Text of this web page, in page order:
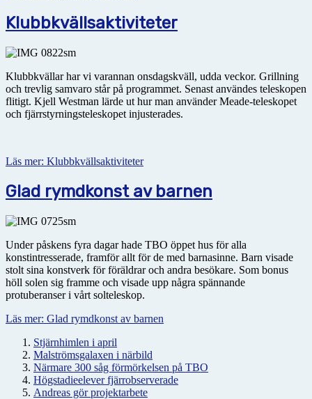
Klubbkvällsaktiviteter
Klubbkvällar har vi varannan onsdagskväll, udda veckor. Grillning
och trevlig samvaro står på programmet. Senast användes teleskopen
flitigt. Kjell Westman lärde ut hur man använder Meade-teleskopet
och fjärrstyrningsteleskopet injusterades.
Läs mer: Klubbkvällsaktiviteter
Glad rymdkonst av barnen
Under påskens fyra dagar hade TBO öppet hus för alla
konstintresserade, framför allt för de med barnasinne. Barn visade
stolt sina konstverk för föräldrar och andra besökare. Som bonus
höll solen sig framme och visade upp några spännande
protuberanser i vårt solteleskop.
Läs mer: Glad rymdkonst av barnen
Stjärnhimlen i april
Malströmsgalaxen i närbild
Närmare 300 såg förmörkelsen på TBO
Högstadieelever fjärrobserverade
Andreas gör projektarbete